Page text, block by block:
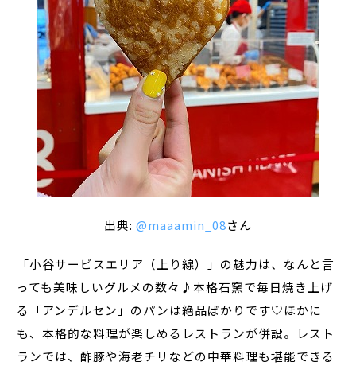
出典: @maaamin_08さん
「小谷サービスエリア（上り線）」の魅力は、なんと言
っても美味しいグルメの数々♪本格石窯で毎日焼き上げ
る「アンデルセン」のパンは絶品ばかりです♡ほかに
も、本格的な料理が楽しめるレストランが併設。レスト
ランでは、酢豚や海老チリなどの中華料理も堪能できる